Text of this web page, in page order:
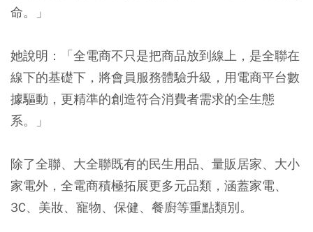
命。」
她說明：「全電商不只是把商品放到線上，是全聯在
線下的基礎下，將會員服務體驗升級，用電商平台數
據驅動，更精準的創造符合消費者需求的全生態
系。」
除了全聯、大全聯既有的民生用品、量販居家、大小
家電外，全電商積極拓展更多元品類，涵蓋家電、
3C、美妝、寵物、保健、餐廚等重點類別。